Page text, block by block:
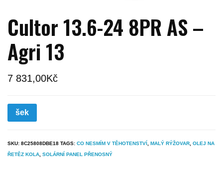
Cultor 13.6-24 8PR AS –
Agri 13
7 831,00Kč
šek
SKU: 8C25808DBE18 TAGS: CO NESMÍM V TĚHOTENSTVÍ MALÝ RÝŽOVAR OLEJ NA
ŘETĚZ KOLA SOLÁRNÍ PANEL PŘENOSNÝ